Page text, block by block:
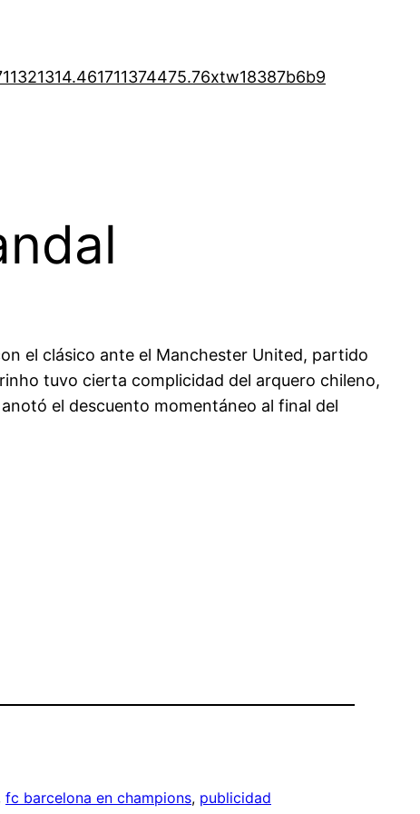
1711374475.76xtw18387b6b9
el clásico ante el Manchester United, partido
tuvo cierta complicidad del arquero chileno,
el descuento momentáneo al final del
fc barcelona en champions, publicidad